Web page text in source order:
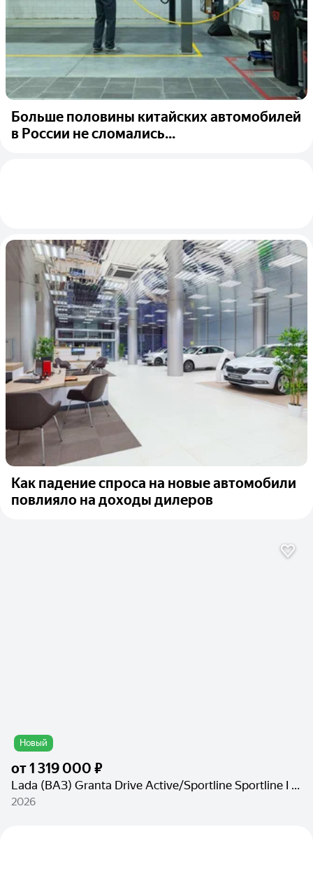
Больше половины китайских автомобилей
в России не сломались...
Как падение спроса на новые автомобили
повлияло на доходы дилеров
Новый
от1 319 000 ₽
Lada (ВАЗ) Granta Drive Active/Sportline Sportline I Рестайлинг
2026